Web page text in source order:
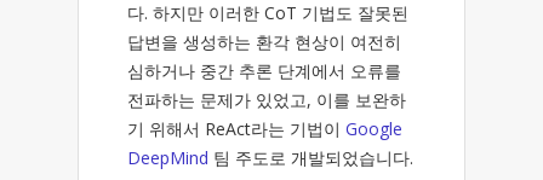
다. 하지만 이러한 CoT 기법도 잘못된
답변을 생성하는 환각 현상이 여전히
심하거나 중간 추론 단계에서 오류를
전파하는 문제가 있었고, 이를 보완하
기 위해서 ReAct라는 기법이 Google
DeepMind 팀 주도로 개발되었습니다.